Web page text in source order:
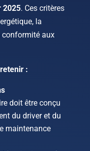
2025. Ces critères
la
aux
:
doit être conçu
du driver et du
maintenance